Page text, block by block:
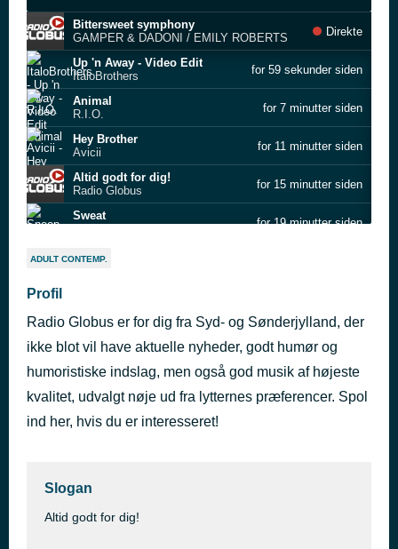
Bittersweet symphony
GAMPER & DADONI / EMILY ROBERTS
Direkte
Up 'n Away - Video Edit
ItaloBrothers
for 59 sekunder siden
Animal
R.I.O.
for 7 minutter siden
Hey Brother
Avicii
for 11 minutter siden
Altid godt for dig!
Radio Globus
for 15 minutter siden
Sweat
for 19 minutter siden
Lady (Hear Me Tonight)
Natteravn
Rasmus Seebach
Altid godt for dig!
for 34 minutter siden
ADULT CONTEMP.
Profil
Radio Globus er for dig fra Syd- og Sønderjylland, der
ikke blot vil have aktuelle nyheder, godt humør og
humoristiske indslag, men også god musik af højeste
kvalitet, udvalgt nøje ud fra lytternes præferencer. Spol
ind her, hvis du er interesseret!
Slogan
Altid godt for dig!